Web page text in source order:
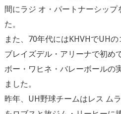
間にラジ オ・パートナーシッ
た。
また、70年代にはKHVHでUHの
ブレイズデル・アリーナで初め
ボー・ワヒネ・バレーボールの
ました。
昨年、UH野球チームはレス ム